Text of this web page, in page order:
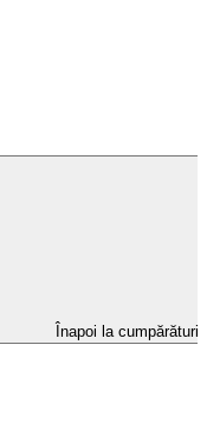
Înapoi la cumpărături